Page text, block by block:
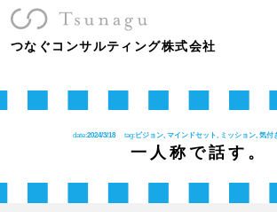
つなぐコンサルティング株式会社
date:2024/3/18 tag:ビジョン, マインドセット, ミッション, 気付
一人称で話す。